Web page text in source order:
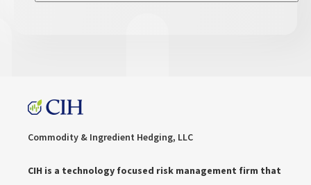
Commodity & Ingredient Hedging, LLC
CIH is a technology focused risk management firm that